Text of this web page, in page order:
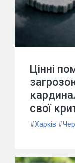
Цінні
свої
#Харків #